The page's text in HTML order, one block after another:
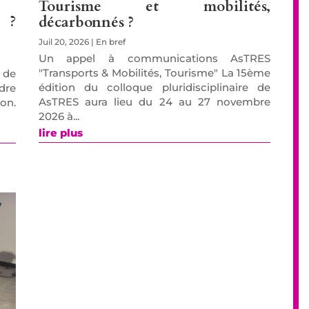
?
Tourisme et mobilités,
décarbonnés ?
Juil 20, 2026| En bref
Un appel à communications AsTRES
"Transports & Mobilités, Tourisme" La 15ème
édition du colloque pluridisciplinaire de
AsTRES aura lieu du 24 au 27 novembre
2026 à...
lire plus